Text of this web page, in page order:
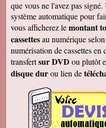
J'ai bien reçu la K7
Merci
Cécile B.
J'ai bien reçu le
vous remercie de
Bernard D.
Bien reçu votre
j'ai eu peur
DUR et les CD/DVD
parfaitement ........
pour........ NOEL 3
de 1980 à ce jour .
vais communiquer
entourage...
que vous ne l'avez pas
système automatique pour
vous afficherez lemontant
cassettesau numérique
numérisation de cassettes
transfertsur DVD ou plutôt
disque durou lien de